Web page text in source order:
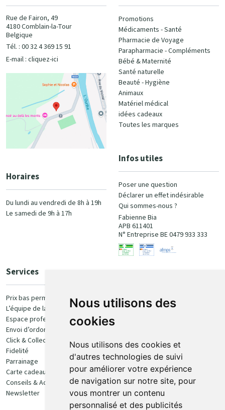
Nous utilisons des
cookies
Nous utilisons des cookies et
d'autres technologies de suivi
pour améliorer votre expérience
de navigation sur notre site, pour
vous montrer un contenu
personnalisé et des publicités
Rue de Fairon, 49
4180 Comblain-la-Tour
Belgique
Tél. : 00 32 4 369 15 91
E-mail : cliquez-ici
Horaires
Du lundi au vendredi de 8h à 19h
Le samedi de 9h à 17h
Promotions
Médicaments - Santé
Pharmacie de Voyage
Parapharmacie - Compléments
Bébé & Maternité
Santé naturelle
Beauté - Hygiène
Animaux
Matériel médical
idées cadeaux
Toutes les marques
Infos utiles
Poser une question
Déclarer un effet indésirable
Qui sommes-nous ?
Fabienne Bia
APB 611401
N° Entreprise BE 0479 933 333
Services
Prix bas permanent
L’équipe de la pharmacie
Espace professionnel
Envoi d’ordonnance
Click & Collect
Fidelité
Parrainage
Carte cadeau
Conseils & Actualités
Newsletter
100% sécurisé
Retrait et livraison
Retrait en Click & Collect